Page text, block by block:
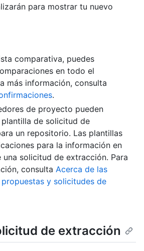
para mostrar tu nuevo
comparativa, puedes
en todo el
más información, consulta
.
de proyecto pueden
de solicitud de
un repositorio. Las plantillas
para la información en
una solicitud de extracción. Para
consulta Acerca de las
y solicitudes de
de extracción